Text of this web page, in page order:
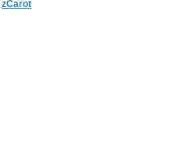
zCarot